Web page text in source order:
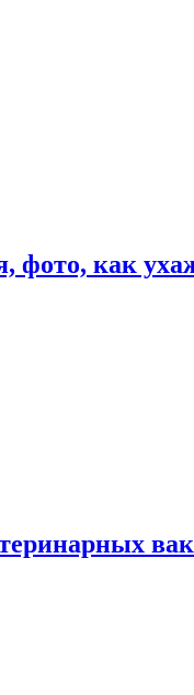
фото, как